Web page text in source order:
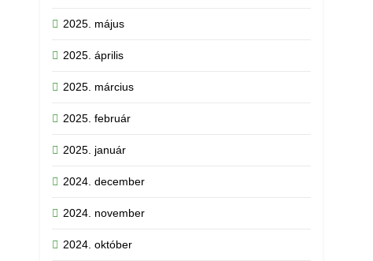
2025. május
2025. április
2025. március
2025. február
2025. január
2024. december
2024. november
2024. október